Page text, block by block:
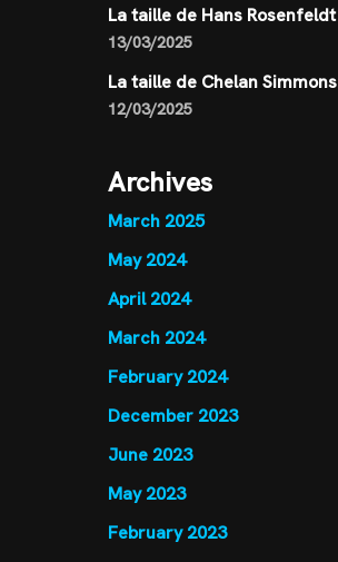
La taille de Hans Rosenfeldt
13/03/2025
La taille de Chelan Simmons
12/03/2025
Archives
March 2025
May 2024
April 2024
March 2024
February 2024
December 2023
June 2023
May 2023
February 2023